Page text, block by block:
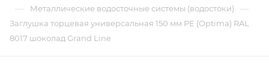
— Металлические водосточные системы (водостоки) —
Заглушка торцевая универсальная 150 мм PE (Optima) RAL
8017 шоколад Grand Line